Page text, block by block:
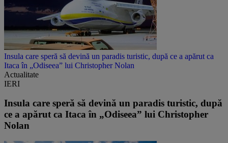
Insula care speră să devină un paradis turistic, după ce a apărut ca
Itaca în „Odiseea” lui Christopher Nolan
Actualitate
IERI
Insula care speră să devină un paradis turistic, după
ce a apărut ca Itaca în „Odiseea” lui Christopher
Nolan